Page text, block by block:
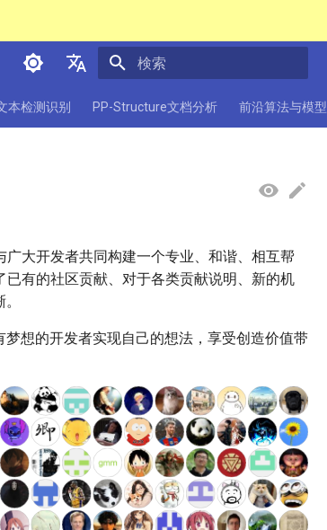
简体中文
한국인
本检测识别 PP-Structure文档分析 前沿算法与模型
大开发者共同构建一个专业、和谐、相互帮
有的社区贡献、对于各类贡献说明、新的机
想的开发者实现自己的想法，享受创造价值带